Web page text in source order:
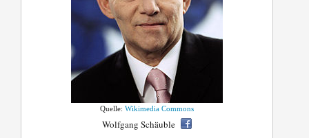
Quelle:Wikimedia Commons
Wolfgang Schäuble